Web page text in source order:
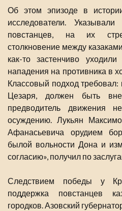
Об этом эпизоде в
исследователи.
повстанцев, на их
столкновение между
как-то застенчиво
нападения на противника в
Классовый подход
Цезаря, должен быть
предводитель движения
осуждению. Лукьян
Афанасьевича орудием
былой вольности Дона и
согласию», получил по
Следствием победы у
поддержка повстанцев
городков. Азовский